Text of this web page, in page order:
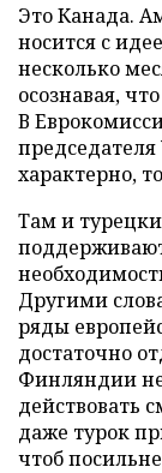
Это Канада.
носится с
несколько
осознавая,
В
характерно,
Там и
Другими
ряды
достаточно
Финляндии
действовать
даже турок
чтоб